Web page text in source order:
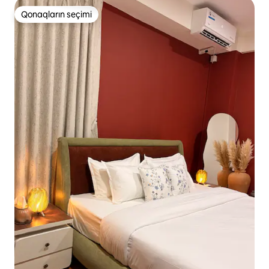
Qonaqların seçimi
Qonaqların seçimi